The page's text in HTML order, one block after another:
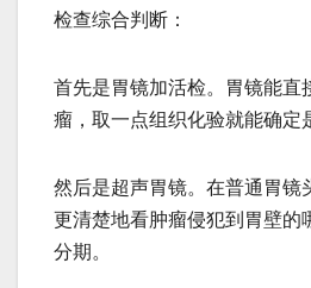
检查综合判断：
首先是胃镜加活检。胃镜能直
瘤，取一点组织化验就能确定
然后是超声胃镜。在普通胃镜
更清楚地看肿瘤侵犯到胃壁的
分期。